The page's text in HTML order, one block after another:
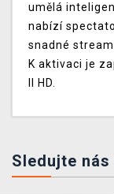
umělá
nabízí
snadné
K aktivaci je
II HD.
Sledujte